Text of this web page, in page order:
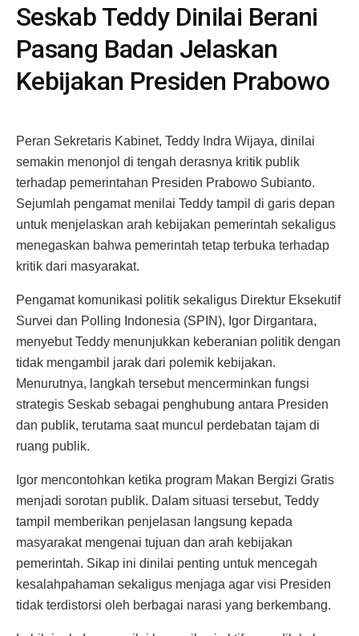
Seskab Teddy Dinilai Berani
Pasang Badan Jelaskan
Kebijakan Presiden Prabowo
Peran Sekretaris Kabinet, Teddy Indra Wijaya, dinilai
semakin menonjol di tengah derasnya kritik publik
terhadap pemerintahan Presiden Prabowo Subianto.
Sejumlah pengamat menilai Teddy tampil di garis depan
untuk menjelaskan arah kebijakan pemerintah sekaligus
menegaskan bahwa pemerintah tetap terbuka terhadap
kritik dari masyarakat.
Pengamat komunikasi politik sekaligus Direktur Eksekutif
Survei dan Polling Indonesia (SPIN), Igor Dirgantara,
menyebut Teddy menunjukkan keberanian politik dengan
tidak mengambil jarak dari polemik kebijakan.
Menurutnya, langkah tersebut mencerminkan fungsi
strategis Seskab sebagai penghubung antara Presiden
dan publik, terutama saat muncul perdebatan tajam di
ruang publik.
Igor mencontohkan ketika program Makan Bergizi Gratis
menjadi sorotan publik. Dalam situasi tersebut, Teddy
tampil memberikan penjelasan langsung kepada
masyarakat mengenai tujuan dan arah kebijakan
pemerintah. Sikap ini dinilai penting untuk mencegah
kesalahpahaman sekaligus menjaga agar visi Presiden
tidak terdistorsi oleh berbagai narasi yang berkembang.